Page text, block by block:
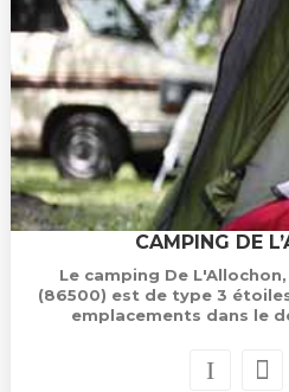
CAMPING DE
Le camping De
(86500) est de type 3
emplacements dans le